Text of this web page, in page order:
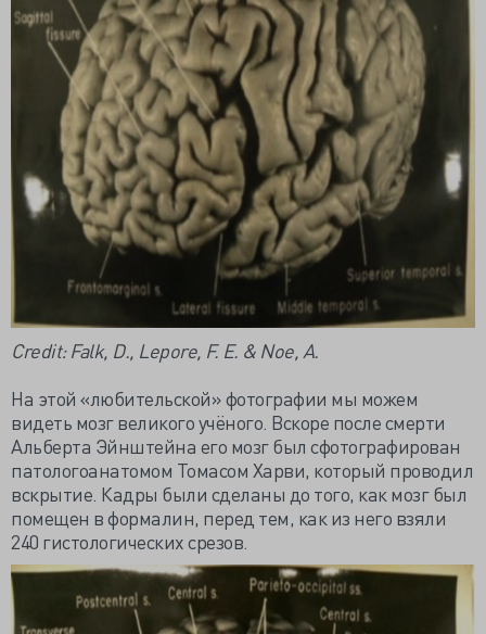
Сredit: Falk, D., Lepore, F. E. & Noe, A.
На этой «любительской» фотографии мы можем
видеть мозг великого учёного. Вскоре после смерти
Альберта Эйнштейна его мозг был сфотографирован
патологоанатомом Томасом Харви, который проводил
вскрытие. Кадры были сделаны до того, как мозг был
помещен в формалин, перед тем, как из него взяли
240 гистологических срезов.